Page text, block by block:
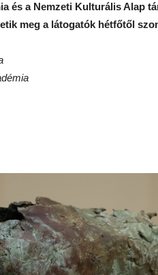
és a Nemzeti Kulturális Alap
meg a látogatók hétfőtől